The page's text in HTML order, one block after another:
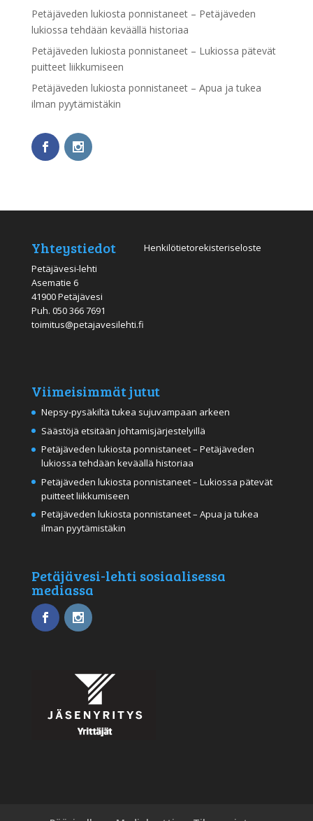
Petäjäveden lukiosta ponnistaneet – Petäjäveden
lukiossa tehdään keväällä historiaa
Petäjäveden lukiosta ponnistaneet – Lukiossa pätevät
puitteet liikkumiseen
Petäjäveden lukiosta ponnistaneet – Apua ja tukea
ilman pyytämistäkin
Yhteystiedot
Petäjävesi-lehti
Asematie 6
41900 Petäjävesi
Puh. 050 366 7691
toimitus@petajavesilehti.fi
Henkilötietorekisteriseloste
Viimeisimmät jutut
Nepsy-pysäkiltä tukea sujuvampaan arkeen
Säästöjä etsitään johtamisjärjestelyillä
Petäjäveden lukiosta ponnistaneet – Petäjäveden
lukiossa tehdään keväällä historiaa
Petäjäveden lukiosta ponnistaneet – Lukiossa pätevät
puitteet liikkumiseen
Petäjäveden lukiosta ponnistaneet – Apua ja tukea
ilman pyytämistäkin
Petäjävesi-lehti sosiaalisessa
mediassa